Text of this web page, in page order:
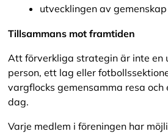
utvecklingen av
Tillsammans mot framtiden
Att förverkliga strategin är inte en
person, ett lag eller
vargflocks gemensamma resa
dag.
Varje medlem i föreningen har